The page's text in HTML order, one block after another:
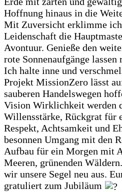
Hoffnung hinaus in die
Mit Zuversicht erklimme
Leidenschaft die
Avontuur. Genieße den
rote Sonnenaufgänge
Ich halte inne und
Projekt MissionZero lässt
sauberen Handelswegen
Vision Wirklichkeit werden
Willensstärke, Rückgrat für
Respekt, Achtsamkeit und
besonnen Umgang mit den
Aufbau für ein Morgen mit
Meeren, grünenden
wir unsere Segel neu aus.
gratuliert zum Jubiläum